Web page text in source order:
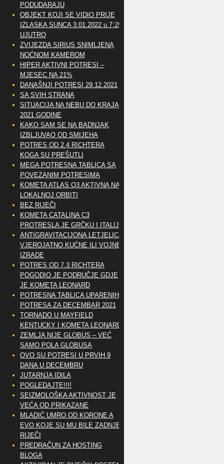
PODUDARAJU
OBJEKT KOJI SE VIDIO PRIJE
IZLASKA SUNCA 3.01.2022 u 7:25
UJUTRO
ZVIJEZDA SIRIUS SNIMLJENA
NOĆNOM KAMEROM
HIPER AKTIVNI POTRESI –
MJESEC NA 21%
DANAŠNJI POTRESI 29.12.2021
SA SVIH STRANA
SITUACIJA NA NEBU DO KRAJA
2021 GODINE
KAKO SAM SE NA BADNJAK
IZBLJUVAO OD SMIJEHA
POTRES OD 2.4 RICHTERA
KOGA SU PREŠUTLI
MEGA POTRESNA TABLICA SA
POVEZANIM POTRESIMA
KOMETA ATLAS Q3 AKTIVNA NA
LOKALNOJ ORBITI
BEZ RIJEČI
KOMETA CATALINA C3
PROTRESLA JE GRČKU I ITALIJU
ANTIGRAVITACIJONA LETJELICA
VJEROJATNO KUĆNE ILI VOJNE
IZRADE
POTRES OD 7.3 RICHTERA
POGODIO JE PODRUČJE GDJE
JE KOMETA LEONARD
POTRESNA TABLICA UPARENIH
POTRESA ZA DECEMBAR 2021
TORNADO U MAYFIELD
KENTUCKY I KOMETA LEONARD
ZEMLJA NIJE GLOBUS – VEĆ
SAMO POLA GLOBUSA
OVO SU POTRESI U PRVIH 9
DANA U DECEMBRU
JUTARNJA IDILA
POGLEDAJTE!!!!
SEIZMOLOŠKA AKTIVNOST JE
VEĆA OD PRIKAZANE
MLADIĆ UMRO OD KORONE A
EVO KOJE SU MU BILE ZADNJE
RIJEČI
PREDRAČUN ZA HOSTING
BLOGA